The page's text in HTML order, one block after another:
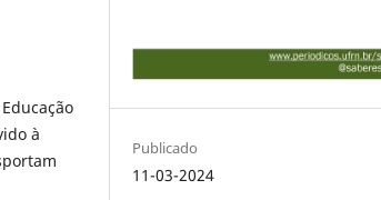
à
Publicado
11-03-2024